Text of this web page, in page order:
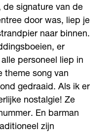
de signature van de
door was, liep je
naar binnen.
er
personeel liep in
theme song van
gedraaid. Als ik er
nostalgie! Ze
En barman
zijn